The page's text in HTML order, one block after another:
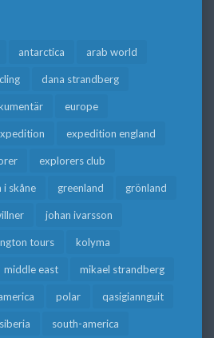
antarctica arab world
dana strandberg
europe
expedition england
explorers club
i skåne greenland grönland
johan ivarsson
tours kolyma
middle east mikael strandberg
polar qasigiannguit
siberia south-america